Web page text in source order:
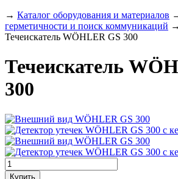
→ Каталог оборудования и материалов
герметичности и поиск коммуникаций →
Течеискатель WÖHLER GS 300
Течеискатель
300